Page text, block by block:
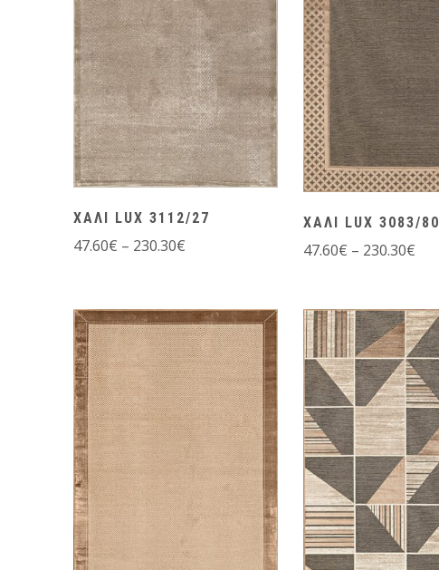
ΧΑΛΙ LUX 3112/27
47.60€ – 230.30€
ΧΑΛΙ LUX 3083/80
47.60€ – 230.30€